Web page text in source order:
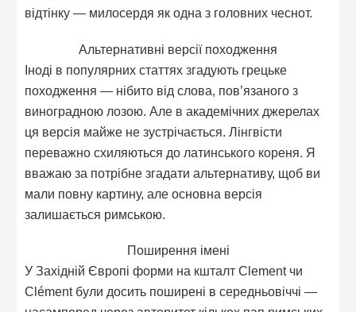
відтінку — милосердя як одна з головних чеснот.
Альтернативні версії походження
Іноді в популярних статтях згадують грецьке
походження — нібито від слова, пов’язаного з
виноградною лозою. Але в академічних джерелах
ця версія майже не зустрічається. Лінгвісти
переважно схиляються до латинського кореня. Я
вважаю за потрібне згадати альтернативу, щоб ви
мали повну картину, але основна версія
залишається римською.
Поширення імені
У Західній Європі форми на кшталт Clement чи
Clément були досить поширені в середньовіччі —